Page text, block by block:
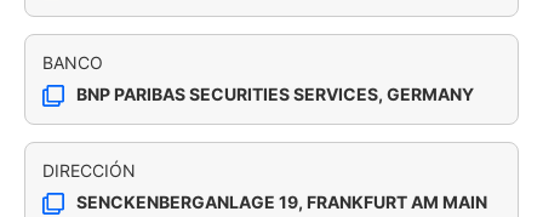
BANCO
BNP PARIBAS SECURITIES SERVICES, GERMANY
DIRECCIÓN
SENCKENBERGANLAGE 19, FRANKFURT AM MAIN